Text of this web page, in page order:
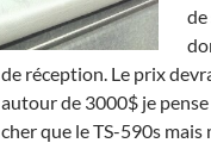
de
de réception. Le prix
autour de 3000$ je
cher que le TS-590s mais